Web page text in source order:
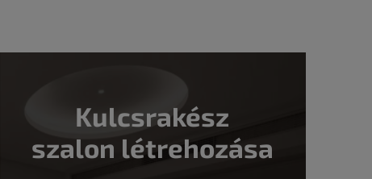
Kulcsrakész
szalon létrehozása